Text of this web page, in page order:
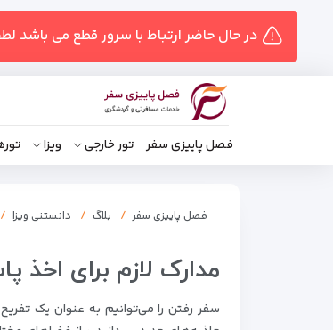
در حال حاضر ارتباط با سرور قطع می باشد
فصل پاییزی سفر تور خارجی ویزا
فصل پاییزی سفر بلاگ دانستنی ویزا
مدارک لازم برای
سفر رفتن را می‌توانیم به عنوان یک